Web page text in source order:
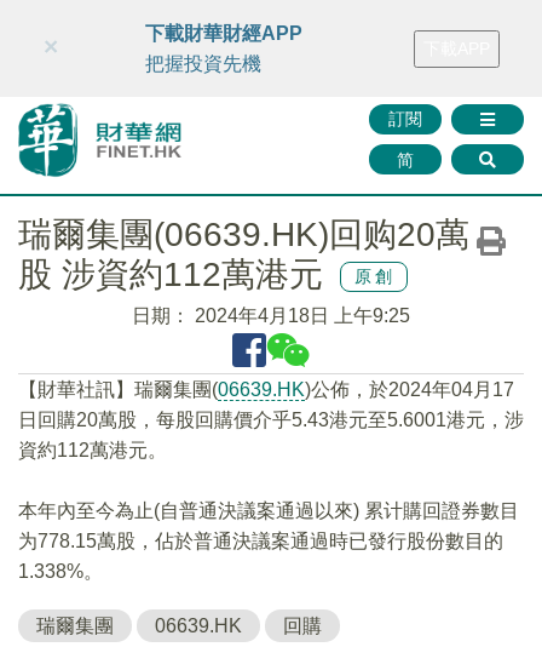
財華智庫網 FINTV FINMETA 財華證券 媒體矩陣
訂閱
简
×
下載財華財經APP
把握投資先機
瑞爾集團(06639.HK)回购20萬
股 涉資約112萬港元
原創
日期： 2024年4月18日 上午9:25
【財華社訊】瑞爾集團(06639.HK)公佈，於2024年04月17
日回購20萬股，每股回購價介乎5.43港元至5.6001港元，涉
資約112萬港元。
本年內至今為止(自普通決議案通過以來) 累计購回證券數目
为778.15萬股，佔於普通決議案通過時已發行股份數目的
1.338%。
瑞爾集團 06639.HK 回購